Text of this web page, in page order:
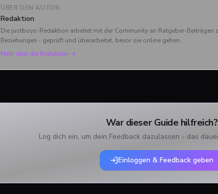
ÜBER DEN AUTOR
Redaktion
Die justboys-Redaktion arbeitet mit der Community an Ratgeber-Beiträgen
Beziehungen - geprüft und überarbeitet, bevor sie online gehen.
Mehr über die Redaktion →
War dieser Guide hilfreich?
Log dich ein, um dein Feedback dazulassen - das
Einloggen & Feedback geben